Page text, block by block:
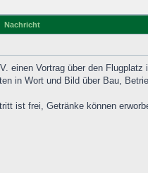
Nachricht
Vortrag über den
in Wort und Bild über Bau,
ist frei, Getränke können